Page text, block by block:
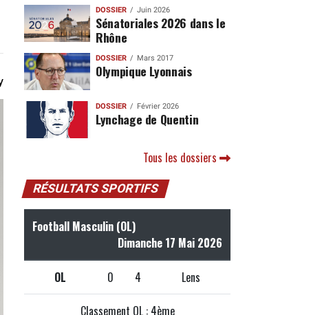
DOSSIER Juin 2026
Sénatoriales 2026 dans le
Rhône
DOSSIER Mars 2017
Olympique Lyonnais
DOSSIER Février 2026
Lynchage de Quentin
Tous les dossiers
RÉSULTATS SPORTIFS
Football Masculin (OL)
Dimanche 17 Mai 2026
OL 0 4 Lens
Classement OL : 4ème